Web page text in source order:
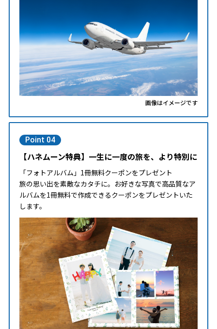
画像はイメージです
Point 04
【ハネムーン特典】一生に一度の旅を、より特別に
「フォトアルバム」1冊無料クーポンをプレゼント
旅の思い出を素敵なカタチに。お好きな写真で高品質なア
ルバムを1冊無料で作成できるクーポンをプレゼントいた
します。